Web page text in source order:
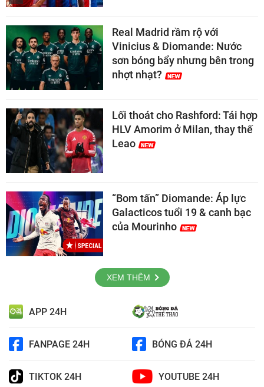
Real Madrid rầm rộ với
Vinicius & Diomande: Nước
sơn bóng bẩy nhưng bên trong
nhợt nhạt?
Lối thoát cho Rashford: Tái hợp
HLV Amorim ở Milan, thay thế
Leao
“Bom tấn” Diomande: Áp lực
Galacticos tuổi 19 & canh bạc
của Mourinho
XEM THÊM
APP 24H
FANPAGE 24H BÓNG ĐÁ 24H
TIKTOK 24H YOUTUBE 24H